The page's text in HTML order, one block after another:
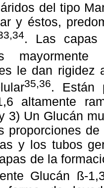
del tipo
y éstos,
. Las capas
le dan
35,36. Están
altamente
3) Un Glucán
proporciones
y los tubos
de la
Glucán ß-